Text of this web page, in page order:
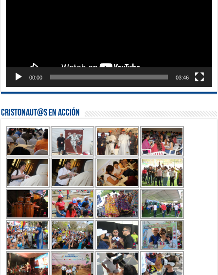
00:00 03:46
Cristonaut@s en Acción